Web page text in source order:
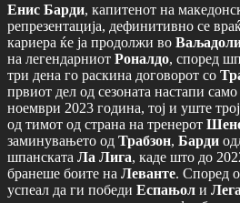
Енис Барди, капитенот на
репрезентација, дефинитивно се
кариера ќе ја продолжи во
на легендарниот Роналдо, според
три дена го раскина договорот со
првиот дел од сезоната настапи
ноември 2023 година, тој и уште
од тимот од страна на тренерот
заминувањето од Трабзон, Барди
шпанската Ла Лига, каде што до
бранеше боите на Леванте. Според
успеал да ги победи Еспањол и